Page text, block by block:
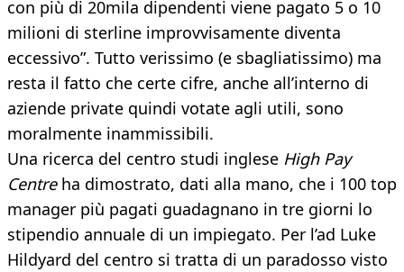
con più di 20mila dipendenti viene pagato 5 o 10
milioni di sterline improvvisamente diventa
eccessivo”. Tutto verissimo (e sbagliatissimo) ma
resta il fatto che certe cifre, anche all’interno di
aziende private quindi votate agli utili, sono
moralmente inammissibili.
Una ricerca del centro studi inglese High Pay
Centreha dimostrato, dati alla mano, che i 100 top
manager più pagati guadagnano in tre giorni lo
stipendio annuale di un impiegato. Per l’ad Luke
Hildyard del centro si tratta di un paradosso visto